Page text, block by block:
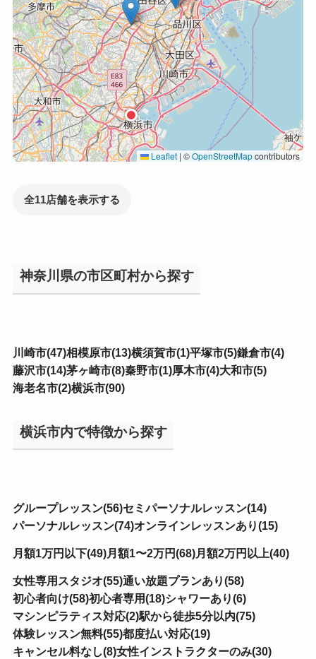
Leaflet | ©OpenStreetMapcontributors
全11店舗を表示する
神奈川県の市区町村から探す
川崎市(47)相模原市(13)横須賀市(1)平塚市(5)鎌倉市(4)
藤沢市(14)茅ヶ崎市(8)秦野市(1)厚木市(4)大和市(5)
海老名市(2)横浜市(90)
横浜市内で特徴から探す
グループレッスン(56)セミパーソナルレッスン(14)
パーソナルレッスン(74)オンラインレッスンあり(15)
月額1万円以下(49)月額1〜2万円(68)月額2万円以上(40)
女性専用スタジオ(55)通い放題プランあり(58)
初心者向け(58)初心者専用(18)シャワーあり(6)
マシンピラティス対応(2)駅から徒歩5分以内(75)
体験レッスン無料(55)都度払い対応(19)
キャンセル料なし(8)女性インストラクターのみ(30)